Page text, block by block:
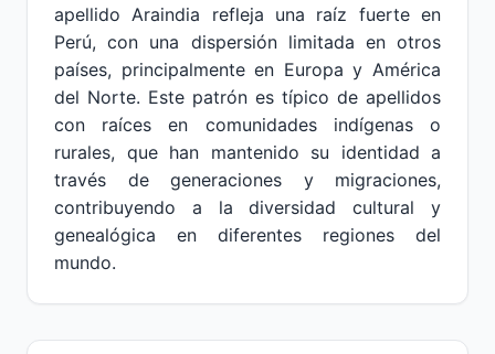
apellido Araindia refleja una raíz fuerte en
Perú, con una dispersión limitada en otros
países, principalmente en Europa y América
del Norte. Este patrón es típico de apellidos
con raíces en comunidades indígenas o
rurales, que han mantenido su identidad a
través de generaciones y migraciones,
contribuyendo a la diversidad cultural y
genealógica en diferentes regiones del
mundo.